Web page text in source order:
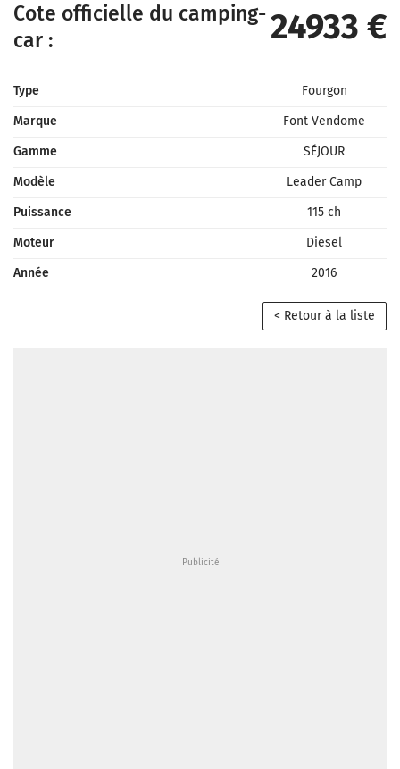
Cote officielle du camping-
car :
24933 €
Type
Fourgon
Marque
Font Vendome
Gamme
SÉJOUR
Modèle
Leader Camp
Puissance
115 ch
Moteur
Diesel
Année
2016
< Retour à la liste